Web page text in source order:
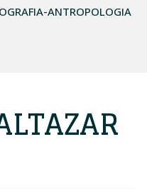
ANTROPOLOGIA